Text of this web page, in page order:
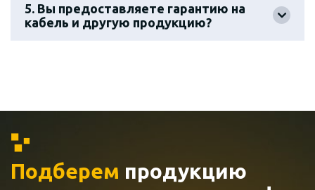
5. Вы предоставляете гарантию на
кабель и другую продукцию?
Подберем продукцию